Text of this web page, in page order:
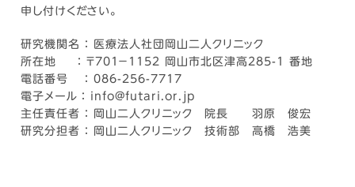
申し付けください。
研究機関名 ： 医療法人社団岡山二人クリニック
所在地 ： 〒701－1152 岡山市北区津高285-1 番地
電話番号 ： 086-256-7717
電子メール ： info@futari.or.jp
主任責任者 ： 岡山二人クリニック 院長 羽原 俊宏
研究分担者 ： 岡山二人クリニック 技術部 高橋 浩美